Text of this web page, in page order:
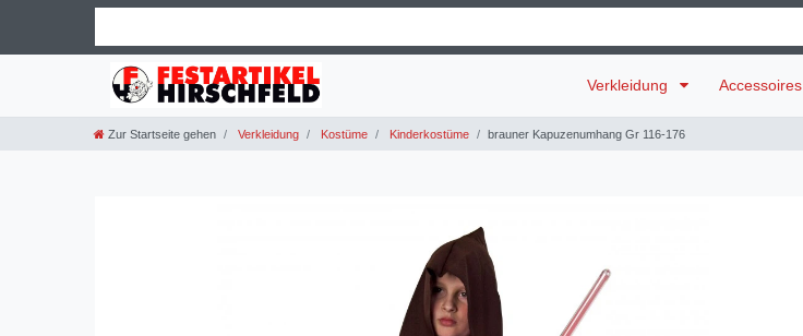
Verkleidung Accessoires
Zur Startseite gehen Verkleidung Kostüme Kinderkostüme brauner Kapuzenumhang Gr 116-176